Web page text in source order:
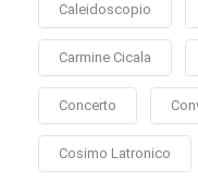
Caleidoscopio
Carmine Cicala
Concerto
Cosimo Latronico